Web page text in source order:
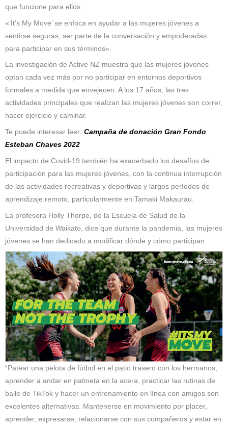
que funcione para ellos.
«‘It’s My Move’ se enfoca en ayudar a las mujeres jóvenes a
sentirse seguras, ser parte de la conversación y empoderadas
para participar en sus términos».
La investigación de Active NZ muestra que las mujeres jóvenes
optan cada vez más por no participar en entornos deportivos
formales a medida que envejecen. A los 17 años, las tres
actividades principales que realizan las mujeres jóvenes son correr,
hacer ejercicio y caminar.
Te puede interesar leer: Campaña de donación Gran Fondo
Esteban Chaves 2022
El impacto de Covid-19 también ha exacerbado los desafíos de
participación para las mujeres jóvenes, con la continua interrupción
de las actividades recreativas y deportivas y largos períodos de
aprendizaje remoto, particularmente en Tamaki Makaurau.
La profesora Holly Thorpe, de la Escuela de Salud de la
Universidad de Waikato, dice que durante la pandemia, las mujeres
jóvenes se han dedicado a modificar dónde y cómo participan.
“Patear una pelota de fútbol en el patio trasero con los hermanos,
aprender a andar en patineta en la acera, practicar las rutinas de
baile de TikTok y hacer un entrenamiento en línea con amigos son
excelentes alternativas. Mantenerse en movimiento por placer,
aprender, expresarse, relacionarse con sus compañeros y estar en